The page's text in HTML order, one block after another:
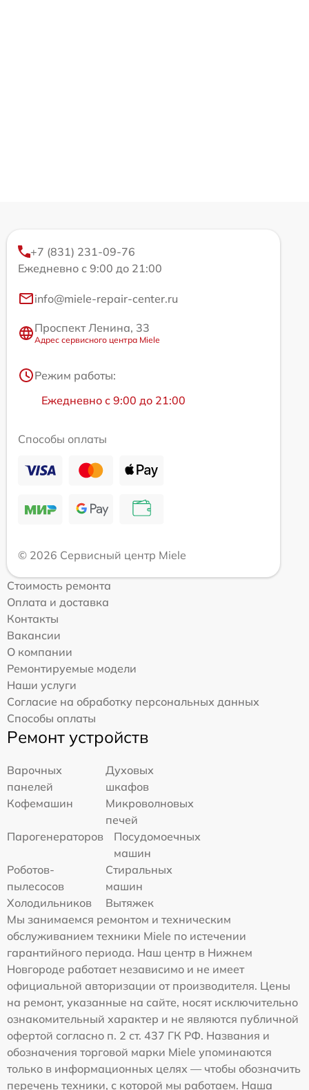
+7 (831) 231-09-76
Ежедневно с 9:00 до 21:00
info@miele-repair-center.ru
Проспект Ленина, 33
Адрес сервисного центра Miele
Режим работы:
Ежедневно с 9:00 до 21:00
Способы оплаты
© 2026 Сервисный центр Miele
Стоимость ремонта
Оплата и доставка
Контакты
Вакансии
О компании
Ремонтируемые модели
Наши услуги
Согласие на обработку персональных данных
Способы оплаты
Ремонт устройств
Варочных
панелей
Духовых
шкафов
Кофемашин
Микроволновых
печей
Парогенераторов
Посудомоечных
машин
Роботов-
пылесосов
Стиральных
машин
Холодильников
Вытяжек
Мы занимаемся ремонтом и техническим
обслуживанием техники Miele по истечении
гарантийного периода. Наш центр в Нижнем
Новгороде работает независимо и не имеет
официальной авторизации от производителя. Цены
на ремонт, указанные на сайте, носят исключительно
ознакомительный характер и не являются публичной
офертой согласно п. 2 ст. 437 ГК РФ. Названия и
обозначения торговой марки Miele упоминаются
только в информационных целях — чтобы обозначить
перечень техники, с которой мы работаем. Наша